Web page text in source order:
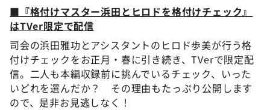
■『格付けマスター浜田とヒロドを格付けチェック』
はTVer限定で配信
司会の浜田雅功とアシスタントのヒロド歩美が行う格
付けチェックをお正月・春に引き続き、TVerで限定配
信。二人も本編収録前に挑んでいるチェック、いった
いどれを選んだか？ その理由もたっぷり公開します
ので、是非お見逃しなく！